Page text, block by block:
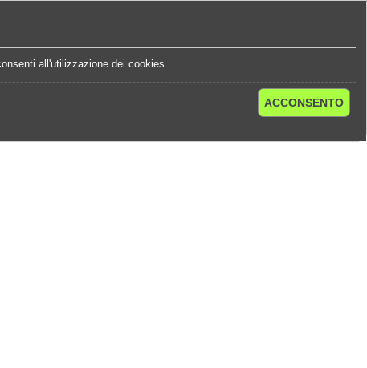
all'utilizzazione dei cookies.
ACCONSENTO